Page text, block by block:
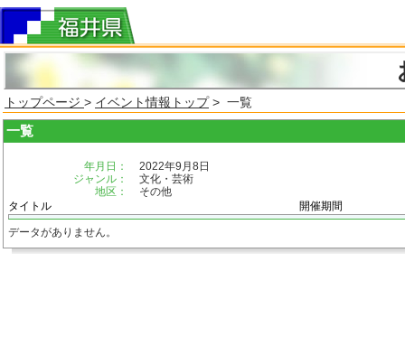
トップページ > イベント情報トップ> 一覧
一覧
年月日：
2022年9月8日
ジャンル：
文化・芸術
地区：
その他
タイトル
開催期間
データがありません。